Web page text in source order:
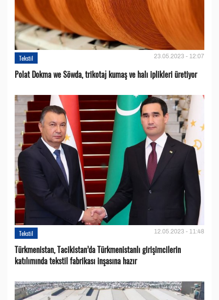
Tekstil 23.05.2023 - 12:07
Polat Dokma we Söwda, trikotaj kumaş ve halı iplikleri üretiyor
Tekstil 12.05.2023 - 11:48
Türkmenistan, Tacikistan’da Türkmenistanlı girişimcilerin
katılımında tekstil fabrikası inşasına hazır